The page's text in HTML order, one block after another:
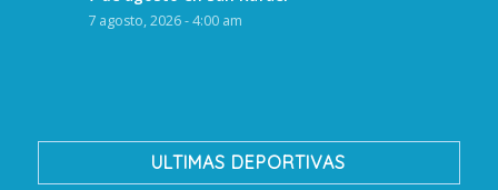
7 agosto, 2026 - 4:00 am
ULTIMAS DEPORTIVAS